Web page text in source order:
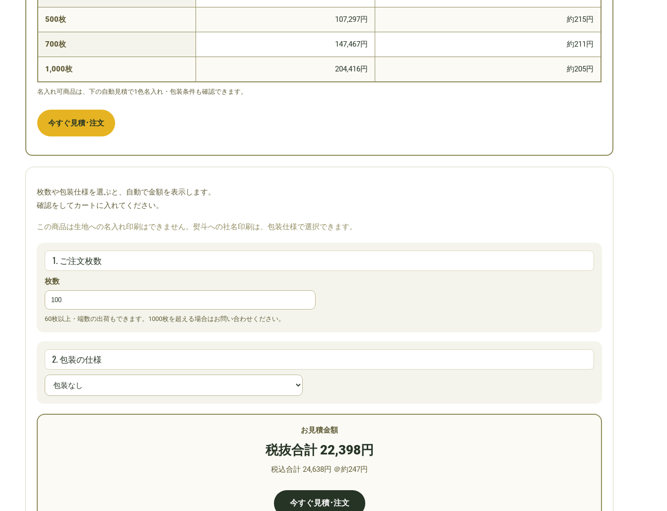
500枚 107,297円 約215円
700枚 147,467円 約211円
1,000枚 204,416円 約205円
名入れ可商品は、下の自動見積で1色名入れ・包装条件も確認できます。
今すぐ見積･注文
枚数や包装仕様を選ぶと、自動で金額を表示します。
確認をしてカートに入れてください。
この商品は生地への名入れ印刷はできません。熨斗への社名印刷は、包装仕様で選択できます。
1. ご注文枚数
枚数
60枚以上・端数の出荷もできます。1000枚を超える場合はお問い合わせください。
2. 包装の仕様
お見積金額
税抜合計 22,398円
税込合計 24,638円 ＠約247円
今すぐ見積･注文